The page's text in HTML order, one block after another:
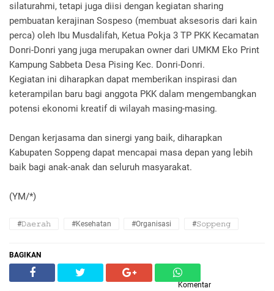
silaturahmi, tetapi juga diisi dengan kegiatan sharing
pembuatan kerajinan Sospeso (membuat aksesoris dari kain
perca) oleh Ibu Musdalifah, Ketua Pokja 3 TP PKK Kecamatan
Donri-Donri yang juga merupakan owner dari UMKM Eko Print
Kampung Sabbeta Desa Pising Kec. Donri-Donri.
Kegiatan ini diharapkan dapat memberikan inspirasi dan
keterampilan baru bagi anggota PKK dalam mengembangkan
potensi ekonomi kreatif di wilayah masing-masing.
Dengan kerjasama dan sinergi yang baik, diharapkan
Kabupaten Soppeng dapat mencapai masa depan yang lebih
baik bagi anak-anak dan seluruh masyarakat.
(YM/*)
#𝙳𝚊𝚎𝚛𝚊𝚑 #Kesehatan #Organisasi #𝚂𝚘𝚙𝚙𝚎𝚗𝚐
BAGIKAN
Komentar